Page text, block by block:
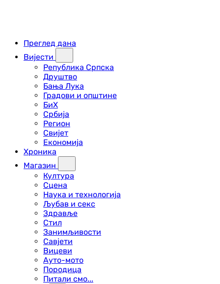
Преглед дана
Вијести
Република Српска
Друштво
Бања Лука
Градови и општине
БиХ
Србија
Регион
Свијет
Економија
Хроника
Магазин
Култура
Сцена
Наука и технологија
Љубав и секс
Здравље
Стил
Занимљивости
Савјети
Вицеви
Ауто-мото
Породица
Питали смо...